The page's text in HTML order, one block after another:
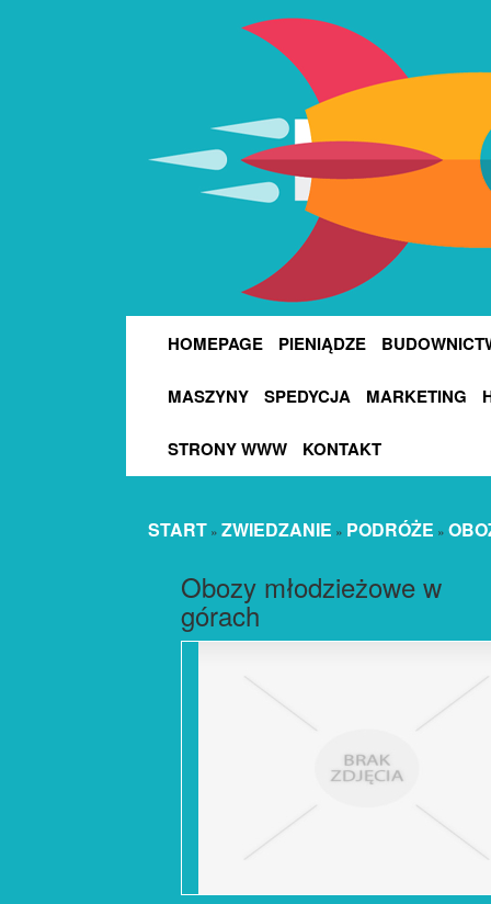
HOMEPAGE PIENIĄDZE
MASZYNY SPEDYCJA MARKETING
STRONY WWW KONTAKT
START » ZWIEDZANIE » PODRÓŻE »
Obozy młodzieżowe w
górach